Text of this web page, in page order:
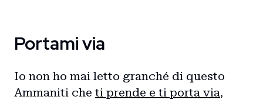
Portami via
Io non ho mai letto granché di questo
Ammaniti che ti prende e ti porta via,